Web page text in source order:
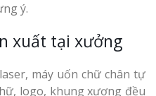
ý.
xuất tại xưởng
máy uốn chữ chân tự
logo, khung xương đều